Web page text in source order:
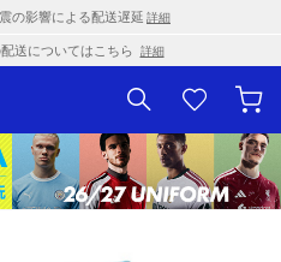
の影響による配送遅延 詳細
送についてはこちら 詳細